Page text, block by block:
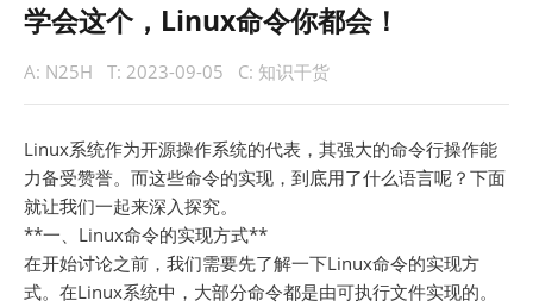
学会这个，Linux命令你都会！
A: N25H T: 2023-09-05 C: 知识干货
Linux系统作为开源操作系统的代表，其强大的命令行操作能
力备受赞誉。而这些命令的实现，到底用了什么语言呢？下面
就让我们一起来深入探究。
**一、Linux命令的实现方式**
在开始讨论之前，我们需要先了解一下Linux命令的实现方
式。在Linux系统中，大部分命令都是由可执行文件实现的。